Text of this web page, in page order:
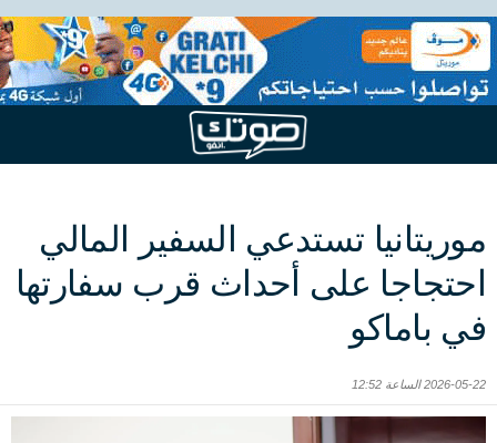
موريتانيا تستدعي السفير المالي
احتجاجا على أحداث قرب سفارتها
في باماكو
2026-05-22 الساعة 12:52